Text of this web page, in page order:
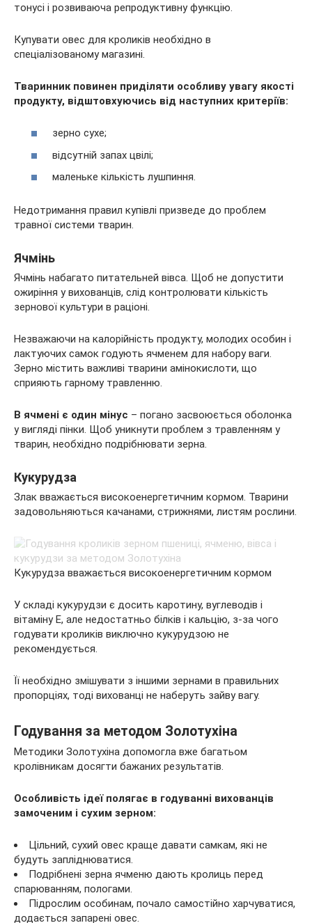
тонусі і розвиваюча репродуктивну функцію.
Купувати овес для кроликів необхідно в
спеціалізованому магазині.
Тваринник повинен приділяти особливу увагу якості
продукту, відштовхуючись від наступних критеріїв:
зерно сухе;
відсутній запах цвілі;
маленьке кількість лушпиння.
Недотримання правил купівлі призведе до проблем
травної системи тварин.
Ячмінь
Ячмінь набагато питательней вівса. Щоб не допустити
ожиріння у вихованців, слід контролювати кількість
зернової культури в раціоні.
Незважаючи на калорійність продукту, молодих особин і
лактуючих самок годують ячменем для набору ваги.
Зерно містить важливі тварини амінокислоти, що
сприяють гарному травленню.
В ячмені є один мінус – погано засвоюється оболонка
у вигляді пінки. Щоб уникнути проблем з травленням у
тварин, необхідно подрібнювати зерна.
Кукурудза
Злак вважається високоенергетичним кормом. Тварини
задовольняються качанами, стрижнями, листям рослини.
Кукурудза вважається високоенергетичним кормом
У складі кукурудзи є досить каротину, вуглеводів і
вітаміну E, але недостатньо білків і кальцію, з-за чого
годувати кроликів виключно кукурудзою не
рекомендується.
Її необхідно змішувати з іншими зернами в правильних
пропорціях, тоді вихованці не наберуть зайву вагу.
Годування за методом Золотухіна
Методики Золотухіна допомогла вже багатьом
кролівникам досягти бажаних результатів.
Особливість ідеї полягає в годуванні вихованців
замоченим і сухим зерном:
Цільний, сухий овес краще давати самкам, які не
будуть запліднюватися.
Подрібнені зерна ячменю дають кролиць перед
спарюванням, пологами.
Підрослим особинам, почало самостійно харчуватися,
додається запарені овес.